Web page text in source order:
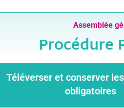
Assemblée
Procédure
Téléverser et conserver
obligatoires